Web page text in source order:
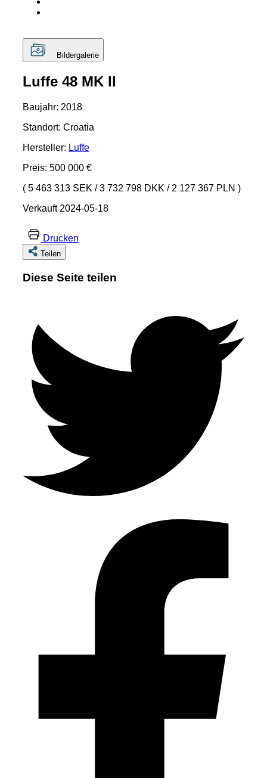
Bildergalerie
Luffe 48 MK II
Baujahr: 2018
Standort: Croatia
Hersteller: Luffe
Preis: 500 000 €
( 5 463 313 SEK /3 732 798 DKK /2 127 367 PLN )
Verkauft 2024-05-18
Drucken
Teilen
Diese Seite teilen